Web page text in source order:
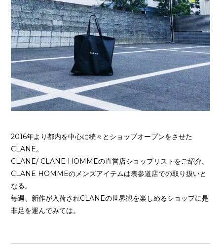
2016年より都内を中心に続々とショップオープンをさせた
CLANE。
CLANE/ CLANE HOMMEの直営店ショップリストをご紹介。
CLANE HOMMEのメンズアイテムは表参道店での取り扱いと
なる。
毎週、新作が入荷されCLANEの世界観を楽しめるショップに是
非足を運んでみては。